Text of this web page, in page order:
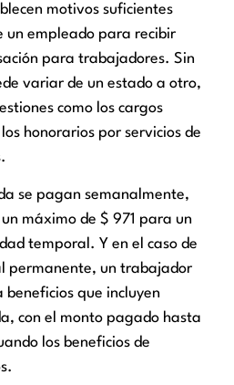
motivos suficientes
un empleado para recibir
para trabajadores. Sin
variar de un estado a otro,
como los cargos
honorarios por servicios de
se pagan semanalmente,
máximo de $ 971 para un
temporal. Y en el caso de
permanente, un trabajador
beneficios que incluyen
con el monto pagado hasta
los beneficios de